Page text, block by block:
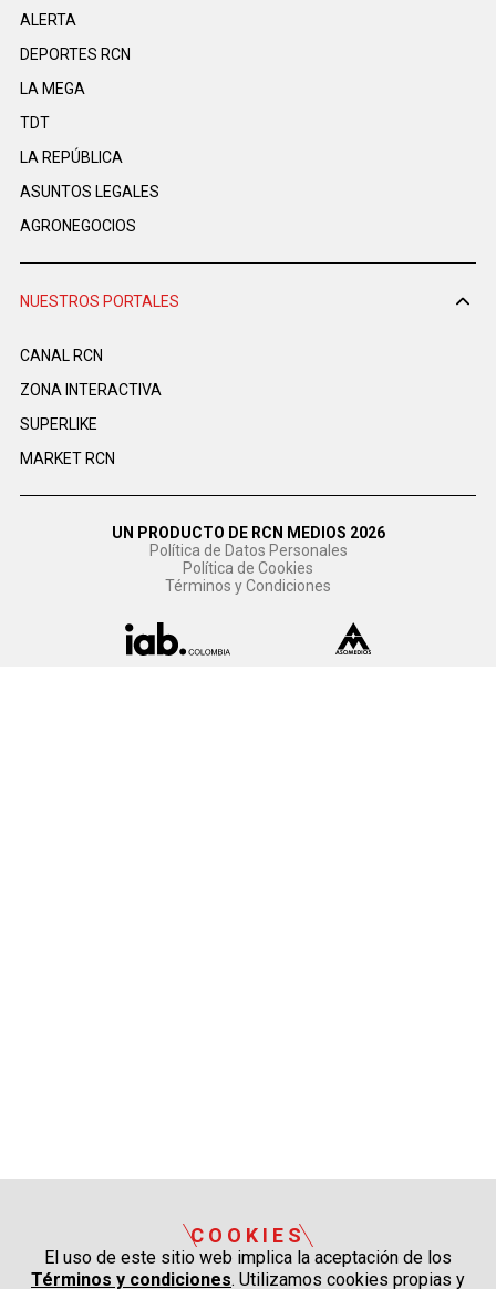
ALERTA
DEPORTES RCN
LA MEGA
TDT
LA REPÚBLICA
ASUNTOS LEGALES
AGRONEGOCIOS
NUESTROS PORTALES
CANAL RCN
ZONA INTERACTIVA
SUPERLIKE
MARKET RCN
UN PRODUCTO DE RCN MEDIOS 2026
Política de Datos Personales
Política de Cookies
Términos y Condiciones
COOKIES
El uso de este sitio web implica la aceptación de los
Términos y condiciones. Utilizamos cookies propias y